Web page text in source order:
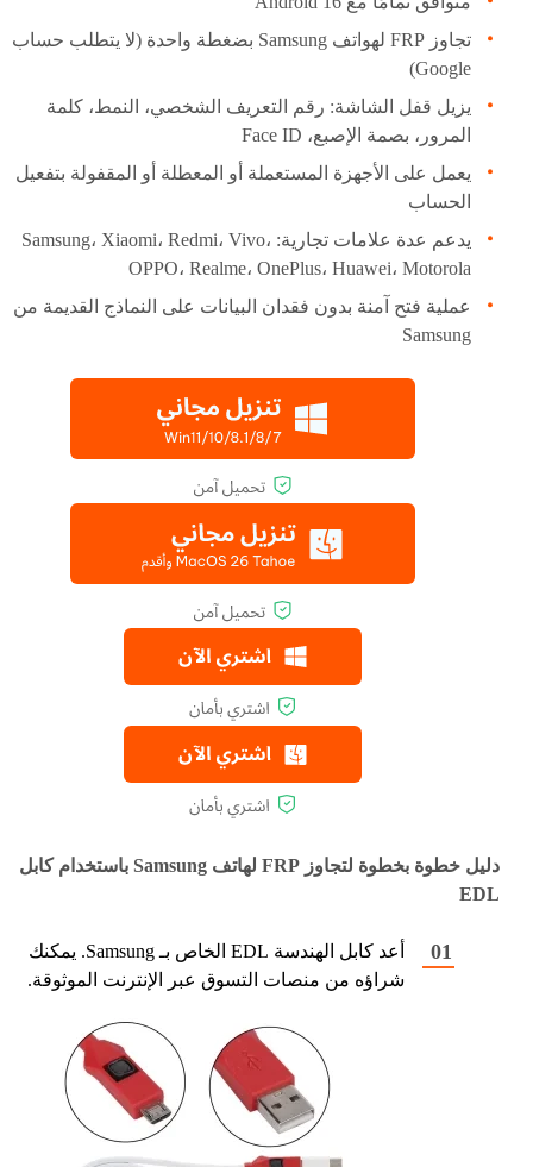
تجاوز FRP لهواتف Samsung بضغطة واحدة (لا يتطلب حساب
Google)
يزيل قفل الشاشة: رقم التعريف الشخصي، النمط، كلمة
المرور، بصمة الإصبع، Face ID
يعمل على الأجهزة المستعملة أو المعطلة أو المقفولة بتفعيل
الحساب
يدعم عدة علامات تجارية: Samsung، Xiaomi، Redmi، Vivo،
OPPO، Realme، OnePlus، Huawei، Motorola
عملية فتح آمنة بدون فقدان البيانات على النماذج القديمة من
Samsung
دليل خطوة بخطوة لتجاوز FRP لهاتف Samsung باستخدام كابل
EDL
أعد كابل الهندسة EDL الخاص بـ Samsung. يمكنك
شراؤه من منصات التسوق عبر الإنترنت الموثوقة.